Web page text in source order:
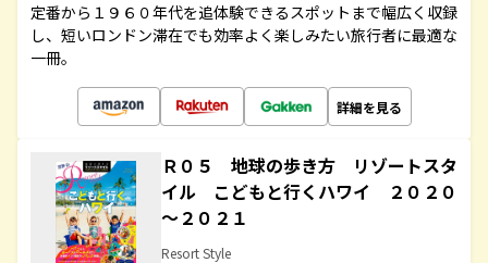
定番から１９６０年代を追体験できるスポットまで幅広く収録
し、短いロンドン滞在でも効率よく楽しみたい旅行者に最適な
一冊。
詳細を見る
Ｒ０５ 地球の歩き方 リゾートスタ
イル こどもと行くハワイ ２０２０
～２０２１
Resort Style